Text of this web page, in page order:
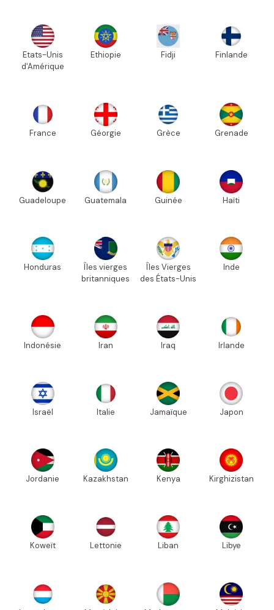
Etats-Unis
d'Amérique
Ethiopie Fidji Finlande
France Géorgie Grèce Grenade
Guadeloupe Guatemala Guinée Haïti
Honduras
Îles vierges
britanniques
Îles Vierges
des États-Unis
Inde
Indonésie Iran Iraq Irlande
Israël Italie Jamaïque Japon
Jordanie Kazakhstan Kenya Kirghizistan
Koweït Lettonie Liban Libye